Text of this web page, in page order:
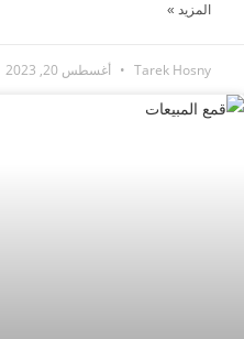
المزيد »
Tarek Hosny أغسطس 20, 2023